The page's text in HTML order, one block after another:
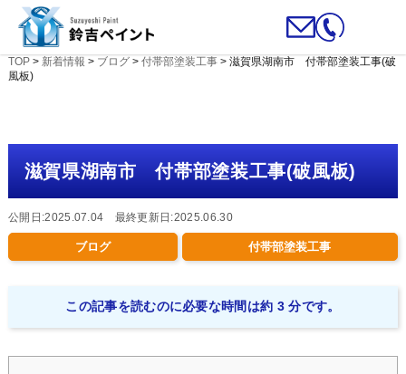
TOP> 新着情報 > ブログ> 付帯部塗装工事> 滋賀県湖南市 付帯部塗装工事(破
風板)
滋賀県湖南市 付帯部塗装工事(破風板)
公開日:2025.07.04 最終更新日:2025.06.30
ブログ 付帯部塗装工事
この記事を読むのに必要な時間は約 3 分です。